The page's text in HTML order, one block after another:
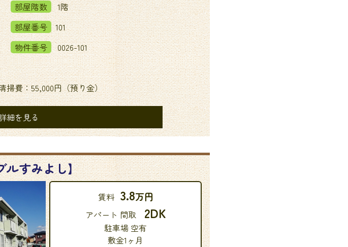
部屋階数
1階
部屋番号
101
物件番号
0026-101
費：55,000円（預り金）
細を見る
ルすみよし】
賃料 3.8万円
アパート 間取 2DK
駐車場 空有
敷金1ヶ月